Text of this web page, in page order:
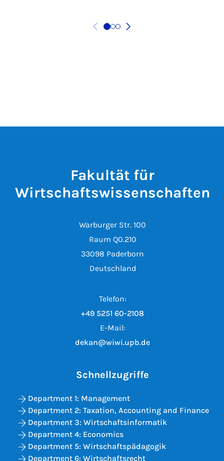
Fakultät für
Wirtschaftswissenschaften
Warburger Str. 100
Raum Q0.210
33098 Paderborn
Deutschland
Telefon:
+49 5251 60-2108
E-Mail:
dekan@wiwi.upb.de
Schnellzugriffe
Department 1: Management
Department 2: Taxation, Accounting and Finance
Department 3: Wirtschaftsinformatik
Department 4: Economics
Department 5: Wirtschaftspädagogik
Department 6: Wirtschaftsrecht